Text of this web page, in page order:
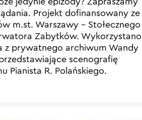
Projekt dofinansowany ze
m.st. Warszawy – Stołecznego
Zabytków. Wykorzystano
z prywatnego archiwum Wandy
scenografię
Pianista R. Polańskiego.